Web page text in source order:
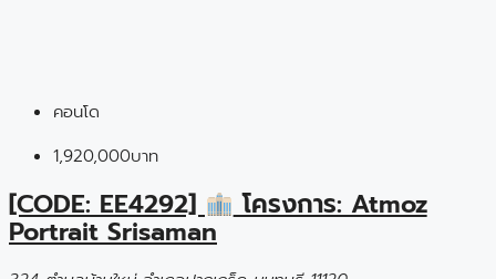
คอนโด
1,920,000บาท
[CODE: EE4292] โครงการ: Atmoz
Portrait Srisaman